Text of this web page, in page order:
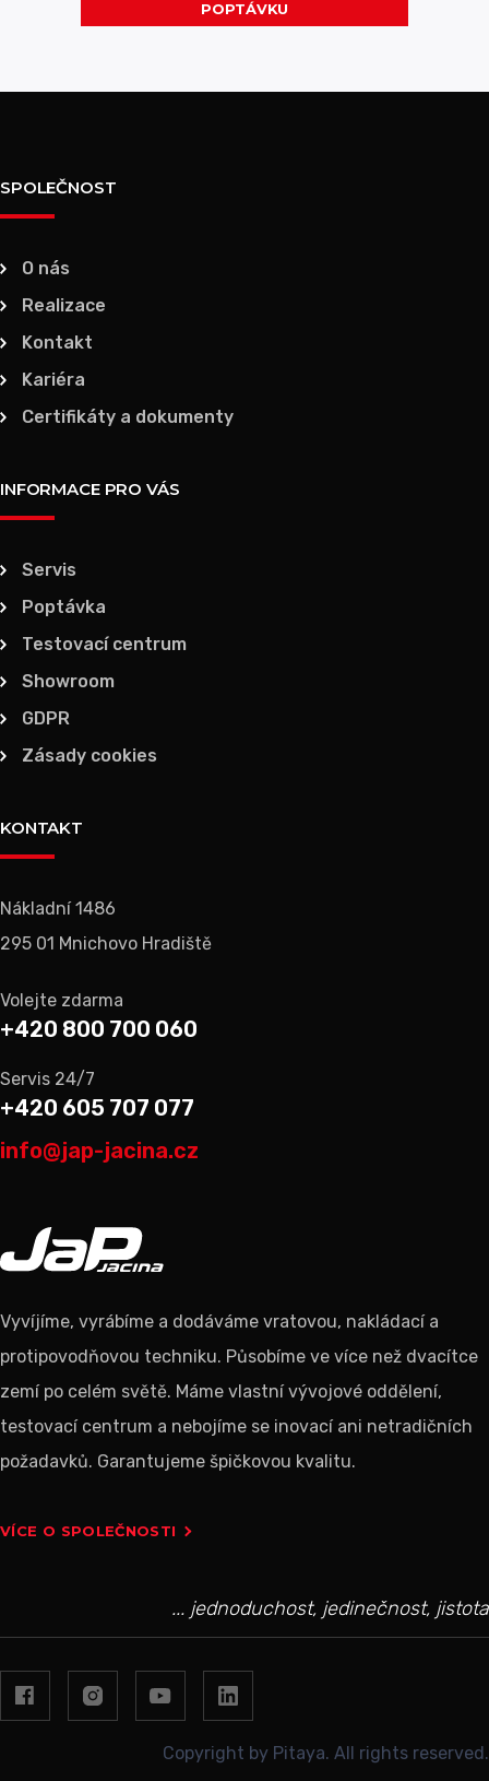
POPTÁVKU
Vyvíjíme, vyrábíme a dodáváme vratovou, nakládací a
protipovodňovou techniku. Působíme ve více než dvacítce
zemí po celém světě. Máme vlastní vývojové oddělení,
testovací centrum a nebojíme se inovací ani netradičních
požadavků. Garantujeme špičkovou kvalitu.
VÍCE O SPOLEČNOSTI
SPOLEČNOST
O nás
Realizace
Kontakt
Kariéra
Certifikáty a dokumenty
INFORMACE PRO VÁS
Servis
Poptávka
Testovací centrum
Showroom
GDPR
Zásady cookies
KONTAKT
Nákladní 1486
295 01 Mnichovo Hradiště
Volejte zdarma
+420 800 700 060
Servis 24/7
+420 605 707 077
info@jap-jacina.cz
... jednoduchost, jedinečnost, jistota
Copyright by Pitaya. All rights reserved.